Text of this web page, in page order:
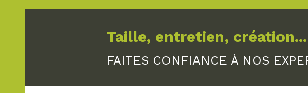
Taille, entretien, création...
FAITES CONFIANCE À NOS